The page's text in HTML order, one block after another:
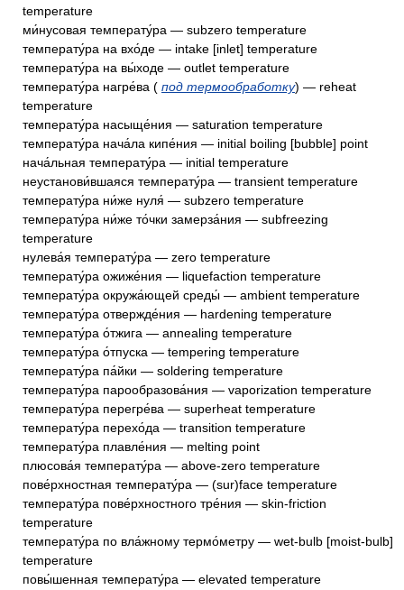
temperature
ми́нусовая температу́ра — subzero temperature
температу́ра на вхо́де — intake [inlet] temperature
температу́ра на вы́ходе — outlet temperature
температу́ра нагре́ва ( под термообработку) — reheat
temperature
температу́ра насыще́ния — saturation temperature
температу́ра нача́ла кипе́ния — initial boiling [bubble] point
нача́льная температу́ра — initial temperature
неустанови́вшаяся температу́ра — transient temperature
температу́ра ни́же нуля́ — subzero temperature
температу́ра ни́же то́чки замерза́ния — subfreezing
temperature
нулева́я температу́ра — zero temperature
температу́ра ожиже́ния — liquefaction temperature
температу́ра окружа́ющей среды́ — ambient temperature
температу́ра отвержде́ния — hardening temperature
температу́ра о́тжига — annealing temperature
температу́ра о́тпуска — tempering temperature
температу́ра па́йки — soldering temperature
температу́ра парообразова́ния — vaporization temperature
температу́ра перегре́ва — superheat temperature
температу́ра перехо́да — transition temperature
температу́ра плавле́ния — melting point
плюсова́я температу́ра — above-zero temperature
пове́рхностная температу́ра — (sur)face temperature
температу́ра пове́рхностного тре́ния — skin-friction
temperature
температу́ра по вла́жному термо́метру — wet-bulb [moist-bulb]
temperature
повы́шенная температу́ра — elevated temperature